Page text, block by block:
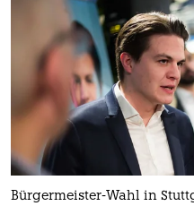
Bürgermeister-Wahl in